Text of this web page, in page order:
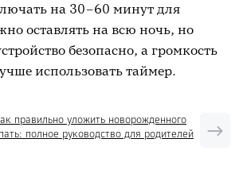
на 30–60 минут для
оставлять на всю ночь, но
безопасно, а громкость
использовать таймер.
правильно уложить новорожденного
полное руководство для родителей